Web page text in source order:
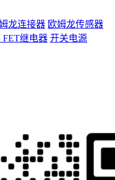
龙连接器 欧姆龙传感器
FET继电器 开关电源